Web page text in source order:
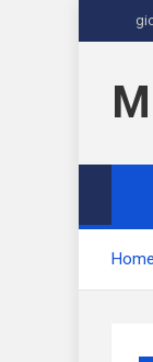
to
Home